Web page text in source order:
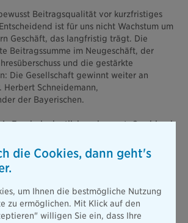
Beitragsqualität vor kurzfristiges
ist für uns nicht Wachstum um
Geschäft, das langfristig trägt. Die
Beitragssumme im Neugeschäft, der
und die gestärkte
Die Gesellschaft gewinnt weiter an
Herbert Schneidemann,
der Bayerischen.
Ergebnis deutlich verbessert, Combined
BA steigerte sein Ergebnis vor
um mehr als 400 Prozent auf 4,1 Mio. Euro.
und eines günstigen Schadenumfelds auf
wuchsen die gebuchten Beiträge
die Cookies, dann geht's
um Ihnen die bestmögliche Nutzung
zu ermöglichen. Mit Klick auf den
willigen Sie ein, dass Ihre